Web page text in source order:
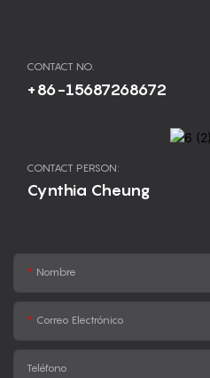
CONTACT NO.
+86-15687268672
CONTACT PERSON:
Cynthia Cheung
Nombre
Correo Electrónico
Teléfono